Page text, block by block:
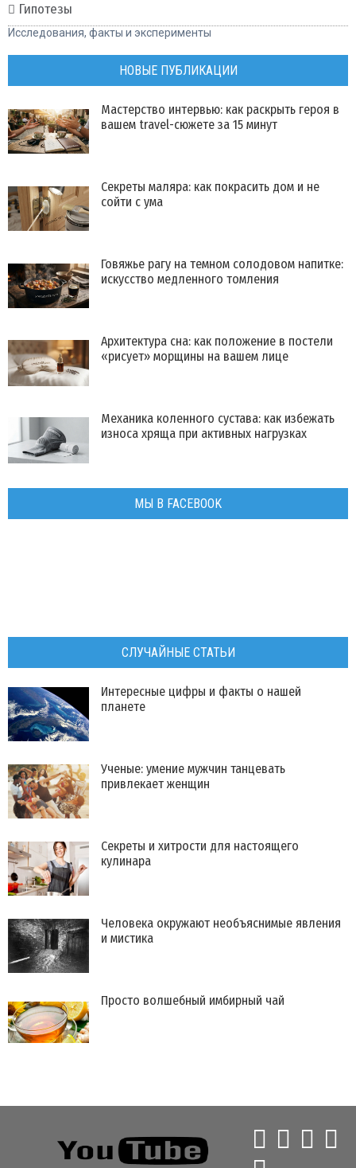
Гипотезы
Исследования, факты и эксперименты
НОВЫЕ ПУБЛИКАЦИИ
Мастерство интервью: как раскрыть героя в
вашем travel-сюжете за 15 минут
Секреты маляра: как покрасить дом и не
сойти с ума
Говяжье рагу на темном солодовом напитке:
искусство медленного томления
Архитектура сна: как положение в постели
«рисует» морщины на вашем лице
Механика коленного сустава: как избежать
износа хряща при активных нагрузках
МЫ В FACEBOOK
СЛУЧАЙНЫЕ СТАТЬИ
Интересные цифры и факты о нашей
планете
Ученые: умение мужчин танцевать
привлекает женщин
Секреты и хитрости для настоящего
кулинара
Человека окружают необъяснимые явления
и мистика
Просто волшебный имбирный чай